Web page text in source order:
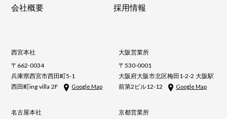
会社概要
採用情報
西宮本社
〒662-0034
兵庫県西宮市西田町5-1
西田町ing villa 2F
Google Map
名古屋本社
大阪営業所
〒530-0001
大阪府大阪市北区梅田1-2-2 大阪駅
前第2ビル12-12
Google Map
京都営業所